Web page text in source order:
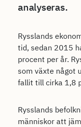
analyseras.
Rysslands
tid, sedan 2015
procent per år.
som växte något
fallit till cirka 1,8
Rysslands
människor att